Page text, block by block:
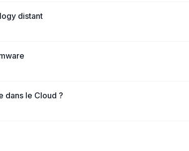
distant
dans le Cloud ?